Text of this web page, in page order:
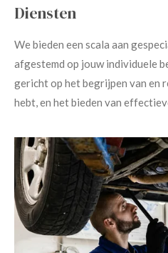
Diensten
We bieden een scala aan
afgestemd op jouw individuele
gericht op het begrijpen van en
hebt, en het bieden van